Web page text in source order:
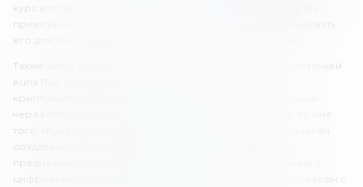
курс всегда соответствует этому активу. В случае с KUN, он
привязан к украинской гривне, поэтому можно использовать
его для покупки криптовалют. Это достаточно удобно.
Также здесь есть собственная платформа обработки платежей
Kuna Pay. Благодаря этому можно делать оплаты в
криптовалюте. Пополнять счет и выводить средства можно
через собственное мобильное приложение My Kuna. Кроме
того, «Куна» дает доступ к API. Это позволяет разработчикам
создавать собственные мобильные приложения,
предназначенные для хранения и финансовых операций с
цифровыми активами. Также можно делать быстрые переводы с